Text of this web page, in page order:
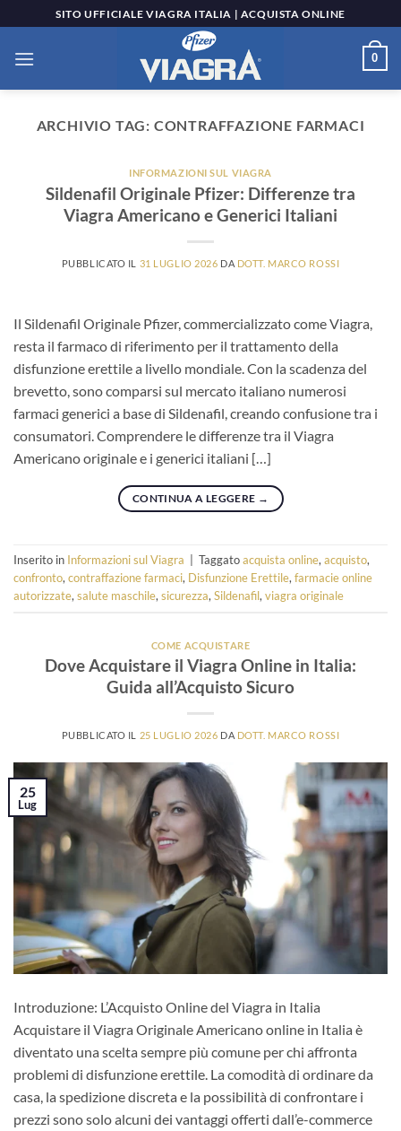
ai
contenuti
SITO UFFICIALE VIAGRA ITALIA | ACQUISTA ONLINE
0
ARCHIVIO TAG: CONTRAFFAZIONE FARMACI
INFORMAZIONI SUL VIAGRA
Sildenafil Originale Pfizer: Differenze tra
Viagra Americano e Generici Italiani
PUBBLICATO IL 31 LUGLIO 2026 DA DOTT. MARCO ROSSI
Il Sildenafil Originale Pfizer, commercializzato come Viagra,
resta il farmaco di riferimento per il trattamento della
disfunzione erettile a livello mondiale. Con la scadenza del
brevetto, sono comparsi sul mercato italiano numerosi
farmaci generici a base di Sildenafil, creando confusione tra i
consumatori. Comprendere le differenze tra il Viagra
Americano originale e i generici italiani […]
CONTINUA A LEGGERE →
Inserito in Informazioni sul Viagra Taggatoacquista online, acquisto,
confronto, contraffazione farmaci, Disfunzione Erettile, farmacie online
autorizzate, salute maschile, sicurezza, Sildenafil, viagra originale
COME ACQUISTARE
Dove Acquistare il Viagra Online in Italia:
Guida all’Acquisto Sicuro
PUBBLICATO IL 25 LUGLIO 2026 DA DOTT. MARCO ROSSI
25
Lug
Introduzione: L’Acquisto Online del Viagra in Italia
Acquistare il Viagra Originale Americano online in Italia è
diventato una scelta sempre più comune per chi affronta
problemi di disfunzione erettile. La comodità di ordinare da
casa, la spedizione discreta e la possibilità di confrontare i
prezzi sono solo alcuni dei vantaggi offerti dall’e-commerce